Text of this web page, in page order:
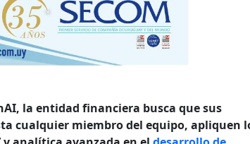
la entidad financiera busca que sus
cualquier miembro del equipo, apliquen